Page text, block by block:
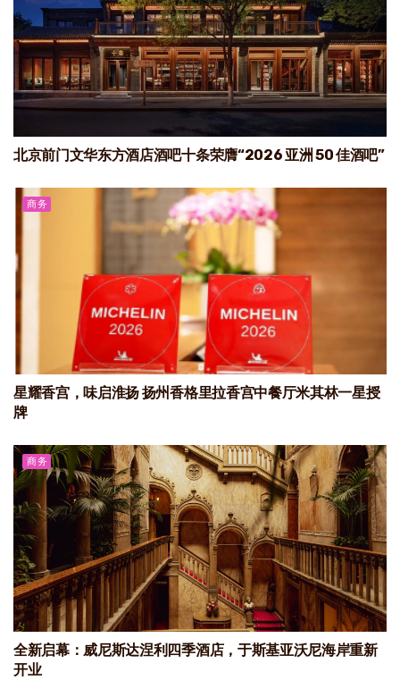
北京前门文华东方酒店酒吧十条荣膺“2026 亚洲 50 佳酒吧”
商务
星耀香宫，味启淮扬 扬州香格里拉香宫中餐厅米其林一星授
牌
商务
全新启幕：威尼斯达涅利四季酒店，于斯基亚沃尼海岸重新
开业